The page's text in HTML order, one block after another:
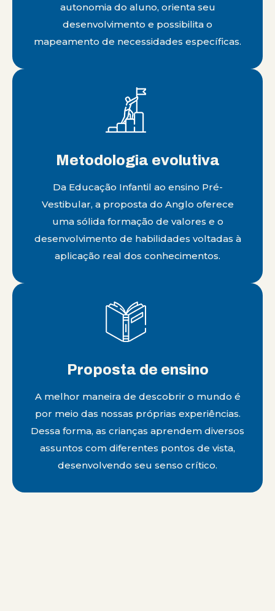
autonomia do aluno, orienta seu
desenvolvimento e possibilita o
mapeamento de necessidades específicas.
Metodologia evolutiva
Da Educação Infantil ao ensino Pré-
Vestibular, a proposta do Anglo oferece
uma sólida formação de valores e o
desenvolvimento de habilidades voltadas à
aplicação real dos conhecimentos.
Proposta de ensino
A melhor maneira de descobrir o mundo é
por meio das nossas próprias experiências.
Dessa forma, as crianças aprendem diversos
assuntos com diferentes pontos de vista,
desenvolvendo seu senso crítico.